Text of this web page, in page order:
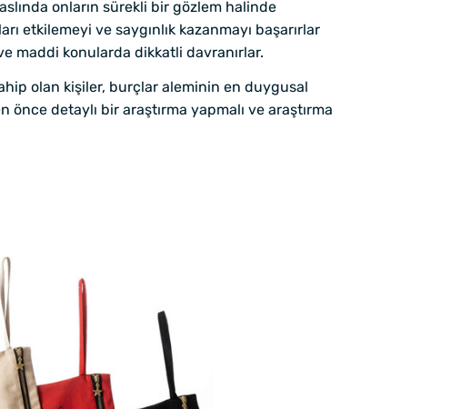
onların sürekli bir gözlem halinde
etkilemeyi ve saygınlık kazanmayı başarırlar
maddi konularda dikkatli davranırlar.
olan kişiler, burçlar aleminin en duygusal
detaylı bir araştırma yapmalı ve araştırma